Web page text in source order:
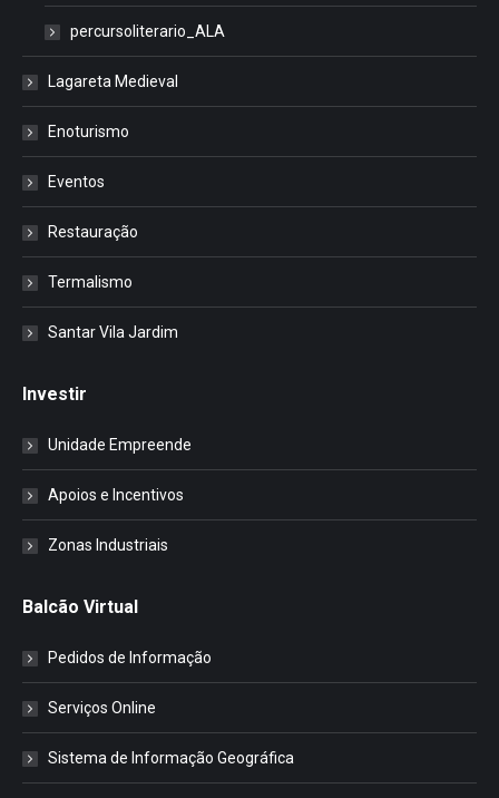
percursoliterario_ALA
Lagareta Medieval
Enoturismo
Eventos
Restauração
Termalismo
Santar Vila Jardim
Investir
Unidade Empreende
Apoios e Incentivos
Zonas Industriais
Balcão Virtual
Pedidos de Informação
Serviços Online
Sistema de Informação Geográfica